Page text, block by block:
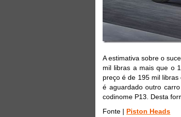
A estimativa sobre o
mil libras a mais que o
preço é de 195 mil
é aguardado outro
codinome P13. Desta
Fonte | Piston Heads